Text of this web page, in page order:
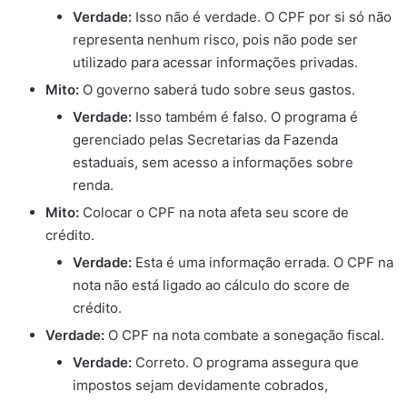
Verdade: Isso não é verdade. O CPF por si só não
representa nenhum risco, pois não pode ser
utilizado para acessar informações privadas.
Mito: O governo saberá tudo sobre seus gastos.
Verdade: Isso também é falso. O programa é
gerenciado pelas Secretarias da Fazenda
estaduais, sem acesso a informações sobre
renda.
Mito: Colocar o CPF na nota afeta seu score de
crédito.
Verdade: Esta é uma informação errada. O CPF na
nota não está ligado ao cálculo do score de
crédito.
Verdade: O CPF na nota combate a sonegação fiscal.
Verdade: Correto. O programa assegura que
impostos sejam devidamente cobrados,